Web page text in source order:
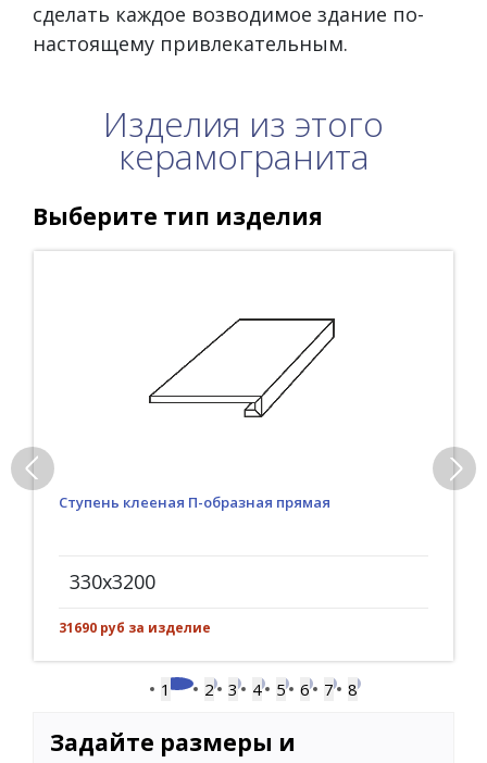
сделать каждое возводимое здание по-
настоящему привлекательным.
Изделия из этого
керамогранита
Выберите тип изделия
Ступень клееная П-образная прямая
330x3200
31690 руб за изделие
1 2 3 4 5 6 7 8
Задайте размеры и